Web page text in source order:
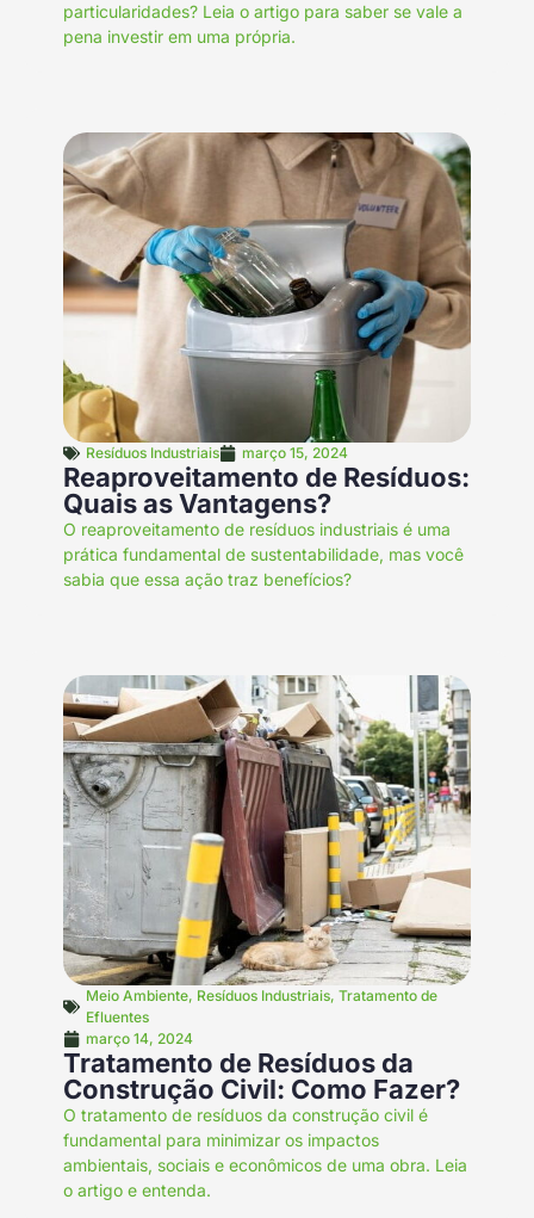
particularidades? Leia o artigo para saber se vale a
pena investir em uma própria.
Resíduos Industriais março 15, 2024
Reaproveitamento de Resíduos:
Quais as Vantagens?
O reaproveitamento de resíduos industriais é uma
prática fundamental de sustentabilidade, mas você
sabia que essa ação traz benefícios?
Meio Ambiente, Resíduos Industriais, Tratamento de
Efluentes
março 14, 2024
Tratamento de Resíduos da
Construção Civil: Como Fazer?
O tratamento de resíduos da construção civil é
fundamental para minimizar os impactos
ambientais, sociais e econômicos de uma obra. Leia
o artigo e entenda.